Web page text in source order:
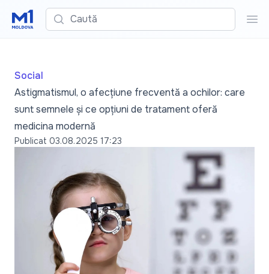
Caută
Social
Astigmatismul, o afecțiune frecventă a ochilor: care
sunt semnele și ce opțiuni de tratament oferă
medicina modernă
Publicat 03.08.2025 17:23